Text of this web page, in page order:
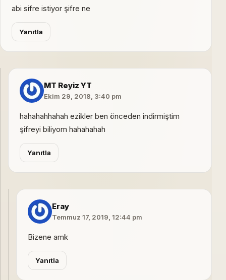
abi sifre istiyor şifre ne
Yanıtla
MT Reyiz YT
Ekim 29, 2018, 3:40 pm
hahahahhahah ezikler ben önceden indirmiştim
şifreyi biliyom hahahahah
Yanıtla
Eray
Temmuz 17, 2019, 12:44 pm
Bizene amk
Yanıtla